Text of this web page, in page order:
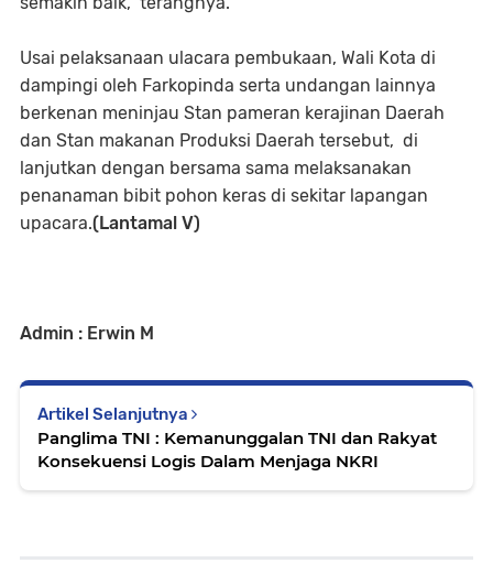
Usai pelaksanaan ulacara pembukaan, Wali Kota di
dampingi oleh Farkopinda serta undangan lainnya
berkenan meninjau Stan pameran kerajinan Daerah
dan Stan makanan Produksi Daerah tersebut, di
lanjutkan dengan bersama sama melaksanakan
penanaman bibit pohon keras di sekitar lapangan
upacara.(Lantamal V)
Admin : Erwin M
Artikel Selanjutnya
Panglima TNI : Kemanunggalan TNI dan Rakyat
Konsekuensi Logis Dalam Menjaga NKRI